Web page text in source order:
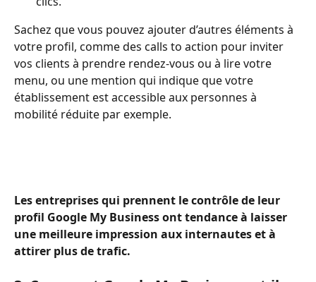
Sachez que vous pouvez ajouter d’autres éléments à
votre profil, comme des calls to action pour inviter
vos clients à prendre rendez-vous ou à lire votre
menu, ou une mention qui indique que votre
établissement est accessible aux personnes à
mobilité réduite par exemple.
Les entreprises qui prennent le contrôle de leur
profil Google My Business ont tendance à laisser
une meilleure impression aux internautes et à
attirer plus de trafic.